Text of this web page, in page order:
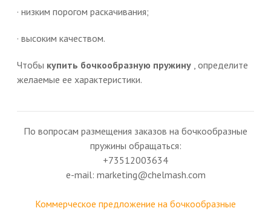
· низким порогом раскачивания;
· высоким качеством.
Чтобы купить бочкообразную пружину , определите
желаемые ее характеристики.
По вопросам размещения заказов на бочкообразные
пружины обращаться:
+73512003634
e-mail: marketing@chelmash.com
Коммерческое предложение на бочкообразные